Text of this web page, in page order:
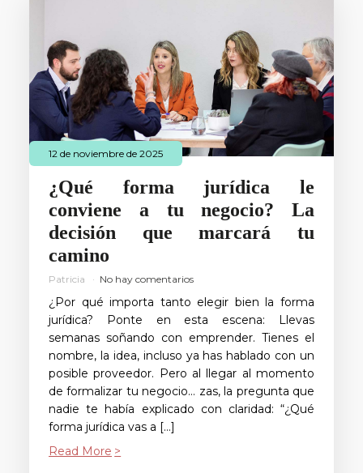
12 de noviembre de 2025
¿Qué forma jurídica le
conviene a tu negocio? La
decisión que marcará tu
camino
Patricia No hay comentarios
¿Por qué importa tanto elegir bien la forma
jurídica? Ponte en esta escena: Llevas
semanas soñando con emprender. Tienes el
nombre, la idea, incluso ya has hablado con un
posible proveedor. Pero al llegar al momento
de formalizar tu negocio… zas, la pregunta que
nadie te había explicado con claridad: “¿Qué
forma jurídica vas a […]
Read More